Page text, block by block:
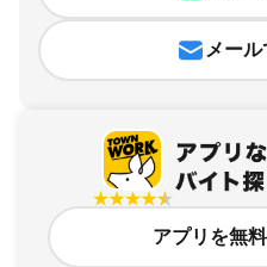
メー
アプリを無